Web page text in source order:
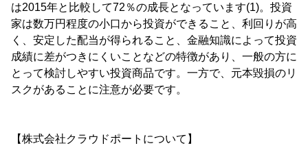
は2015年と比較して72％の成長となっています(1)。投資
家は数万円程度の小口から投資ができること、利回りが高
く、安定した配当が得られること、金融知識によって投資
成績に差がつきにくいことなどの特徴があり、一般の方に
とって検討しやすい投資商品です。一方で、元本毀損のリ
スクがあることに注意が必要です。
【株式会社クラウドポートについて】